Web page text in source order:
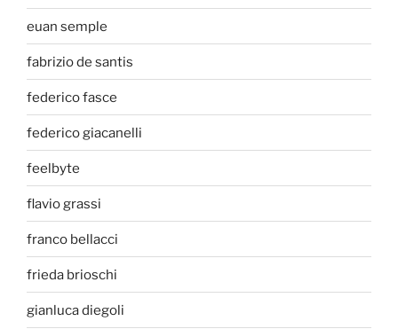
euan semple
fabrizio de santis
federico fasce
federico giacanelli
feelbyte
flavio grassi
franco bellacci
frieda brioschi
gianluca diegoli